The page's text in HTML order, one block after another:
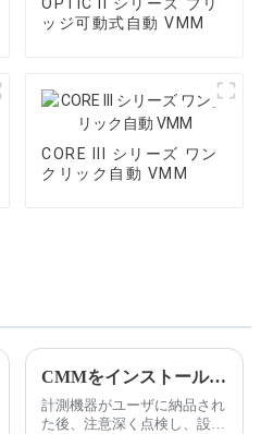
OPTIC II シリーズ ブリ
ッジ可動式自動 VMM
CORE III シリーズ ワン
クリック自動 VMM
CMMをインストールする前の準備とは
計測機器がユーザに納品され
た後、注意深く点検し、設置